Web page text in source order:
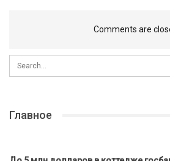
Comments are
Главное